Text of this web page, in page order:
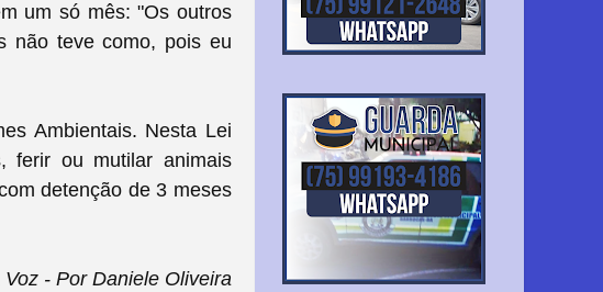
um só mês: "Os outros
não teve como, pois eu
Ambientais. Nesta Lei
ferir ou mutilar animais
detenção de 3 meses
Voz - Por Daniele Oliveira